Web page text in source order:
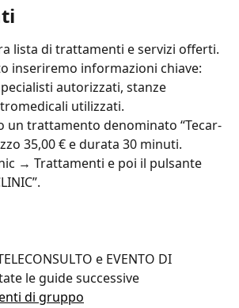
lista di trattamenti e servizi offerti.
inseriremo informazioni chiave:
autorizzati, stanze
utilizzati.
un trattamento denominato “Tecar-
35,00 € e durata 30 minuti.
→ Trattamenti e poi il pulsante
e EVENTO DI
le guide successive
di gruppo